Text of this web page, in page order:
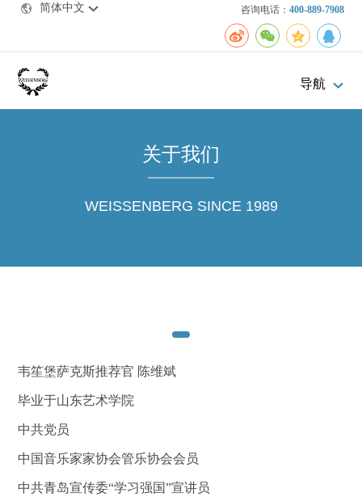
简体中文 咨询电话： 400-889-7908
导航
关于我们
WEISSENBERG SINCE 1989
韦笙堡萨克斯推荐官 陈维斌
毕业于山东艺术学院
中共党员
中国音乐家家协会管乐协会会员
中共青岛宣传委“学习强国”宣讲员